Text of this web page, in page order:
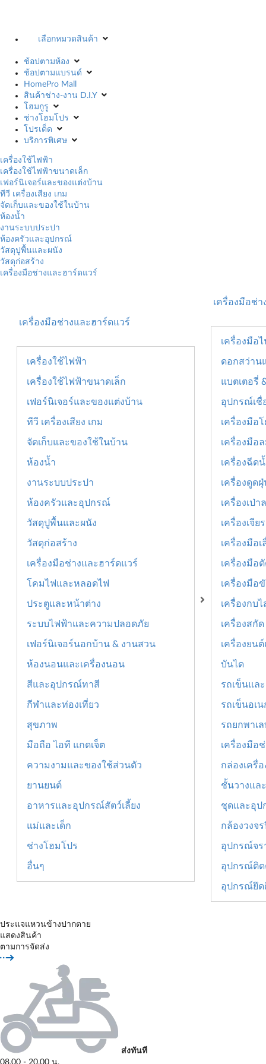
เลือกหมวดสินค้า
ช้อปตามห้อง
ช้อปตามแบรนด์
HomePro Mall
สินค้าช่าง-งาน D.I.Y
โฮมกูรู
ช่างโฮมโปร
โปรเด็ด
บริการพิเศษ
เครื่องใช้ไฟฟ้า
เครื่องใช้ไฟฟ้าขนาดเล็ก
เฟอร์นิเจอร์และของแต่งบ้าน
ทีวี เครื่องเสียง เกม
จัดเก็บและของใช้ในบ้าน
ห้องน้ำ
งานระบบประปา
ห้องครัวและอุปกรณ์
วัสดุปูพื้นและผนัง
วัสดุก่อสร้าง
เครื่องมือช่างและฮาร์ดแวร์
เครื่องมือช่างและฮาร์ดแวร์
เครื่องใช้ไฟฟ้า
เครื่องใช้ไฟฟ้าขนาดเล็ก
เฟอร์นิเจอร์และของแต่งบ้าน
ทีวี เครื่องเสียง เกม
จัดเก็บและของใช้ในบ้าน
ห้องน้ำ
งานระบบประปา
ห้องครัวและอุปกรณ์
วัสดุปูพื้นและผนัง
วัสดุก่อสร้าง
เครื่องมือช่างและฮาร์ดแวร์
โคมไฟและหลอดไฟ
ประตูและหน้าต่าง
ระบบไฟฟ้าและความปลอดภัย
เฟอร์นิเจอร์นอกบ้าน & งานสวน
ห้องนอนและเครื่องนอน
สีและอุปกรณ์ทาสี
กีฬาและท่องเที่ยว
สุขภาพ
มือถือ ไอที แกดเจ็ต
ความงามและของใช้ส่วนตัว
ยานยนต์
อาหารและอุปกรณ์สัตว์เลี้ยง
แม่และเด็ก
ช่างโฮมโปร
อื่นๆ
เครื่องมือช่า
เครื่องมือ
ดอกสว่าน
แบตเตอรี่
อุปกรณ์เชื่
เครื่องมือ
เครื่องมือ
เครื่องฉีด
เครื่องดูด
เครื่องเป่า
เครื่องเจี
เครื่องมือ
เครื่องมือ
เครื่องมือ
เครื่องกบ
เครื่องสกัด
เครื่องยน
บันได
รถเข็นแล
รถเข็นอเ
รถยกพาเ
เครื่องมือ
กล่องเครื่
ชั้นวางแล
ชุดและอุป
กล้องวงจ
อุปกรณ์จร
อุปกรณ์ติด
อุปกรณ์ยึด
ประแจแหวนข้างปากตาย
แสดงสินค้า
ตามการจัดส่ง
ส่งทันที
08.00 - 20.00 น.